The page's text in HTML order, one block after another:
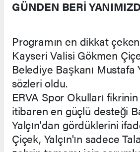
GÜNDEN BERİ
Programın en dikkat
Kayseri Valisi Gökmen
Belediye Başkanı Mustafa
sözleri oldu.
ERVA Spor Okulları
itibaren en güçlü desteği
Yalçın'dan gördüklerini
Çiçek, Yalçın'ın sadece